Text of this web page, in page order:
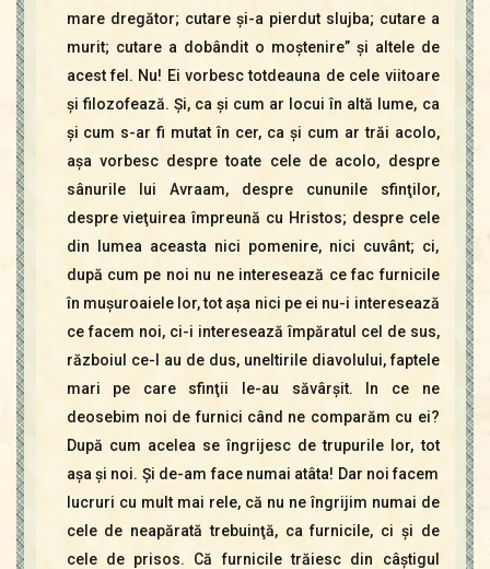
mare dregător; cutare şi-a pierdut slujba; cutare a
murit; cutare a dobândit o moştenire” şi altele de
acest fel. Nu! Ei vorbesc totdeauna de cele viitoare
şi filozofează. Şi, ca şi cum ar locui în altă lume, ca
şi cum s-ar fi mutat în cer, ca şi cum ar trăi acolo,
aşa vorbesc despre toate cele de acolo, despre
sânurile lui Avraam, despre cununile sfinţilor,
despre vieţuirea împreună cu Hristos; despre cele
din lumea aceasta nici pomenire, nici cuvânt; ci,
după cum pe noi nu ne interesează ce fac furnicile
în muşuroaiele lor, tot aşa nici pe ei nu-i interesează
ce facem noi, ci-i interesează împăratul cel de sus,
războiul ce-l au de dus, uneltirile diavolului, faptele
mari pe care sfinţii le-au săvârşit. In ce ne
deosebim noi de furnici când ne comparăm cu ei?
După cum acelea se îngrijesc de trupurile lor, tot
aşa şi noi. Şi de-am face numai atâta! Dar noi facem
lucruri cu mult mai rele, că nu ne îngrijim numai de
cele de neapărată trebuinţă, ca furnicile, ci şi de
cele de prisos. Că furnicile trăiesc din câştigul